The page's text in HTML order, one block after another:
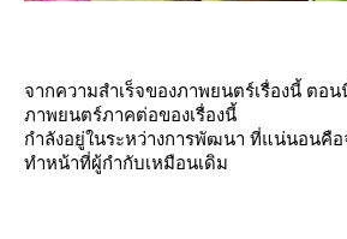
จากความสำเร็จของภาพยนตร์เรื่องนี้ ตอ
ภาพยนตร์ภาคต่อของเรื่องนี้
กำลังอยู่ในระหว่างการพัฒนา ที่แน่นอนคือ
ทำหน้าที่ผู้กำกับเหมือนเดิม